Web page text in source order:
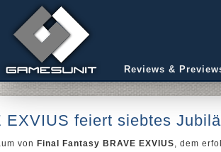
Reviews &
EXVIUS feiert siebtes
von Final Fantasy BRAVE EXVIUS, dem